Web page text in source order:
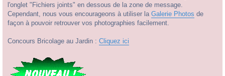
l'onglet "Fichiers joints" en dessous de la zone de message.
Cependant, nous vous encourageons à utiliser la Galerie Photos de
façon à pouvoir retrouver vos photographies facilement.
Concours Bricolage au Jardin : Cliquez ici